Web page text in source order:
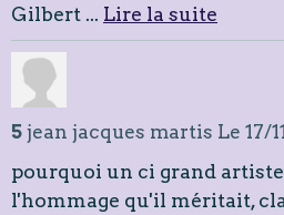
Gilbert ... Lire la suite
5 jean jacques martis Le 17/
pourquoi un ci grand artiste
l'hommage qu'il méritait,